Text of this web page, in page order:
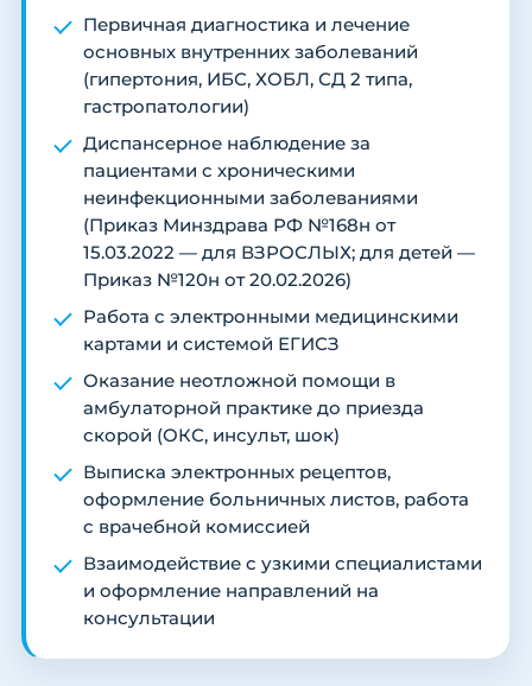
Первичная диагностика и лечение
основных внутренних заболеваний
(гипертония, ИБС, ХОБЛ, СД 2 типа,
гастропатологии)
Диспансерное наблюдение за
пациентами с хроническими
неинфекционными заболеваниями
(Приказ Минздрава РФ №168н от
15.03.2022 — для ВЗРОСЛЫХ; для детей —
Приказ №120н от 20.02.2026)
Работа с электронными медицинскими
картами и системой ЕГИСЗ
Оказание неотложной помощи в
амбулаторной практике до приезда
скорой (ОКС, инсульт, шок)
Выписка электронных рецептов,
оформление больничных листов, работа
с врачебной комиссией
Взаимодействие с узкими специалистами
и оформление направлений на
консультации